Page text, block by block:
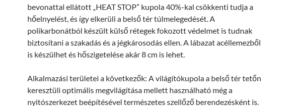
bevonattal ellátott „HEAT STOP” kupola 40%-kal csökkenti tudja a
hőelnyelést, és így elkerüli a belső tér túlmelegedését. A
polikarbonátból készült külső rétegek fokozott védelmet is tudnak
biztosítani a szakadás és a jégkárosodás ellen. A lábazat acéllemezből
is készülhet és hőszigetelése akár 8 cm is lehet.
Alkalmazási területei a következők: A világítókupola a belső tér tetőn
keresztüli optimális megvilágítása mellett használható még a
nyitószerkezet beépítésével természetes szellőző berendezésként is.